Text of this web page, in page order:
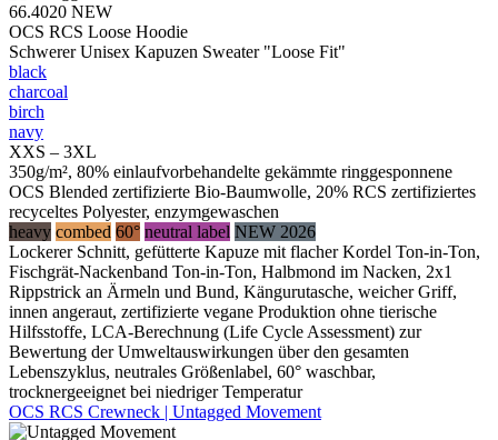
66.4020 NEW
OCS RCS Loose Hoodie
Schwerer Unisex Kapuzen Sweater "Loose Fit"
black
charcoal
birch
navy
XXS – 3XL
350g/m², 80% einlaufvorbehandelte gekämmte ringgesponnene
OCS Blended zertifizierte Bio-Baumwolle, 20% RCS zertifiziertes
recyceltes Polyester, enzymgewaschen
heavy combed 60° neutral label NEW 2026
Lockerer Schnitt, gefütterte Kapuze mit flacher Kordel Ton-in-Ton,
Fischgrät-Nackenband Ton-in-Ton, Halbmond im Nacken, 2x1
Rippstrick an Ärmeln und Bund, Kängurutasche, weicher Griff,
innen angeraut, zertifizierte vegane Produktion ohne tierische
Hilfsstoffe, LCA-Berechnung (Life Cycle Assessment) zur
Bewertung der Umweltauswirkungen über den gesamten
Lebenszyklus, neutrales Größenlabel, 60° waschbar,
trocknergeeignet bei niedriger Temperatur
OCS RCS Crewneck | Untagged Movement